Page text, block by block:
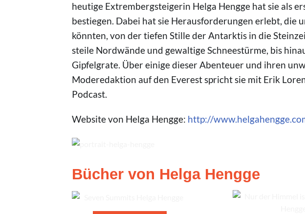
heutige Extrembergsteigerin Helga Hengge hat sie als
bestiegen. Dabei hat sie Herausforderungen erlebt, die
könnten, von der tiefen Stille der Antarktis in die
steile Nordwände und gewaltige Schneestürme, bis
Gipfelgrate. Über einige dieser Abenteuer und ihren
Moderedaktion auf den Everest spricht sie mit Erik
Podcast.
Website von Helga Hengge: http://
Bücher von Helga Hengge